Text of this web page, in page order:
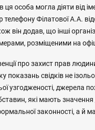
ця особа могла діяти від
Філатової А.А.
він додав, що інші
розміщеними на
про захист прав
показань свідків не
узгодженості, джерела
які мають
законності, а й